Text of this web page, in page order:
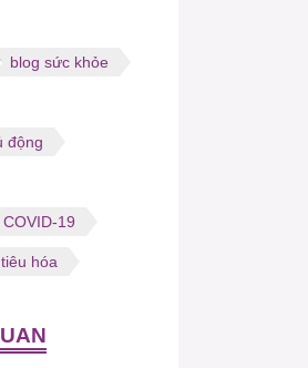
blog sức khỏe
động
COVID-19
hóa